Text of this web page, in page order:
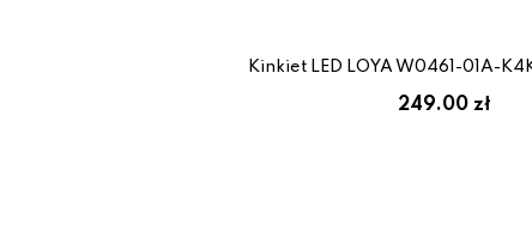
Kinkiet LED LOYA W0461-01A-
249.00 zł